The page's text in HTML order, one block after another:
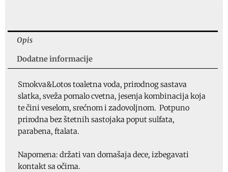
ID
količina
Opis
Dodatne informacije
Smokva&Lotos toaletna voda, prirodnog sastava
slatka, sveža pomalo cvetna, jesenja kombinacija koja
te čini veselom, srećnom i zadovoljnom. Potpuno
prirodna bez štetnih sastojaka poput sulfata,
parabena, ftalata.
Napomena: držati van domašaja dece, izbegavati
kontakt sa očima.